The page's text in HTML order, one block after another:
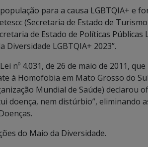
para a causa LGBTQIA+ e
(Secretaria de Estado de
de Estado de Políticas Públicas
Diversidade LGBTQIA+ 2023”.
nº 4.031, de 26 de maio de 2011,
à Homofobia em Mato Grosso do
Mundial de Saúde) declarou
doença, nem distúrbio”, eliminando
do Maio da Diversidade.